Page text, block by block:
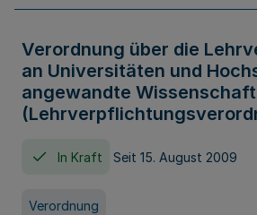
Verordnung über die
an Universitäten und
angewandte
In Kraft Seit 15. August 2009
Verordnung